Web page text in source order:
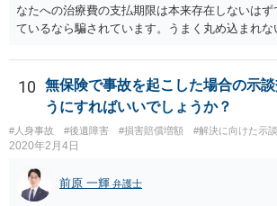
なたへの治療費の支払期限は本来存在しないは
ているなら騙されています。うまく丸め込まれ
せんが、受診したならば提出すべきです。
10
無保険で事故を起こした場合の示
うにすればいいでしょうか？
#人身事故 #後遺障害 #損害賠償増額 #解決に向けた示談
2020年2月4日
前原 一輝 弁護士